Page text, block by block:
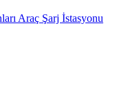
Araç Şarj İstasyonu